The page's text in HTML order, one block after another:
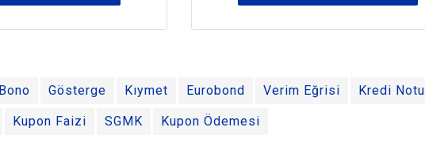
Bono Gösterge Kıymet Eurobond Verim Eğrisi Kredi Notu
Kupon Faizi SGMK Kupon Ödemesi